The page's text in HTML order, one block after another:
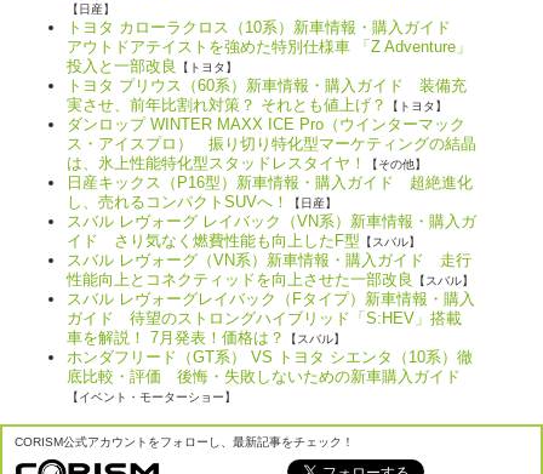
【日産】
トヨタ カローラクロス（10系）新車情報・購入ガイド
アウトドアテイストを強めた特別仕様車 「Z Adventure」
投入と一部改良
【トヨタ】
トヨタ プリウス（60系）新車情報・購入ガイド 装備充
実させ、前年比割れ対策？ それとも値上げ？
【トヨタ】
ダンロップ WINTER MAXX ICE Pro（ウインターマック
ス・アイスプロ） 振り切り特化型マーケティングの結晶
は、氷上性能特化型スタッドレスタイヤ！
【その他】
日産キックス（P16型）新車情報・購入ガイド 超絶進化
し、売れるコンパクトSUVへ！
【日産】
スバル レヴォーグ レイバック（VN系）新車情報・購入ガ
イド さり気なく燃費性能も向上したF型 【スバル】
スバル レヴォーグ（VN系）新車情報・購入ガイド 走行
性能向上とコネクティッドを向上させた一部改良
【スバル】
スバル レヴォーグレイバック（Fタイプ）新車情報・購入
ガイド 待望のストロングハイブリッド「S:HEV」搭載
車を解説！ 7月発表！価格は？
【スバル】
ホンダフリード（GT系） VS トヨタ シエンタ（10系）徹
底比較・評価 後悔・失敗しないための新車購入ガイド
【イベント・モーターショー】
CORISM公式アカウントをフォローし、最新記事をチェック！